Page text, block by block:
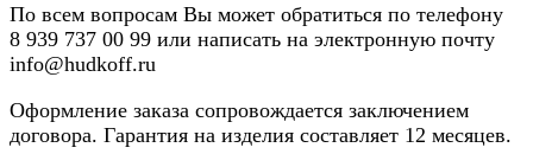
По всем вопросам Вы может обратиться по телефону
8 939 737 00 99 или написать на электронную почту
info@hudkoff.ru
Оформление заказа сопровождается заключением
договора. Гарантия на изделия составляет 12 месяцев.